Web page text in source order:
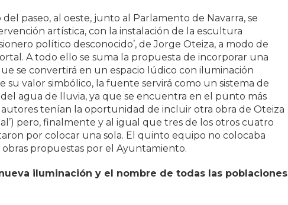
paseo, al oeste, junto al Parlamento de Navarra, se
artística, con la instalación de la escultura
político desconocido’, de Jorge Oteiza, a modo de
A todo ello se suma la propuesta de incorporar una
se convertirá en un espacio lúdico con iluminación
su valor simbólico, la fuente servirá como un sistema de
agua de lluvia, ya que se encuentra en el punto más
autores tenían la oportunidad de incluir otra obra de Oteiza
pero, finalmente y al igual que tres de los otros cuatro
por colocar una sola. El quinto equipo no colocaba
propuestas por el Ayuntamiento.
iluminación y el nombre de todas las poblaciones